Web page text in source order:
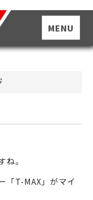
。
「T-MAX」がマイ